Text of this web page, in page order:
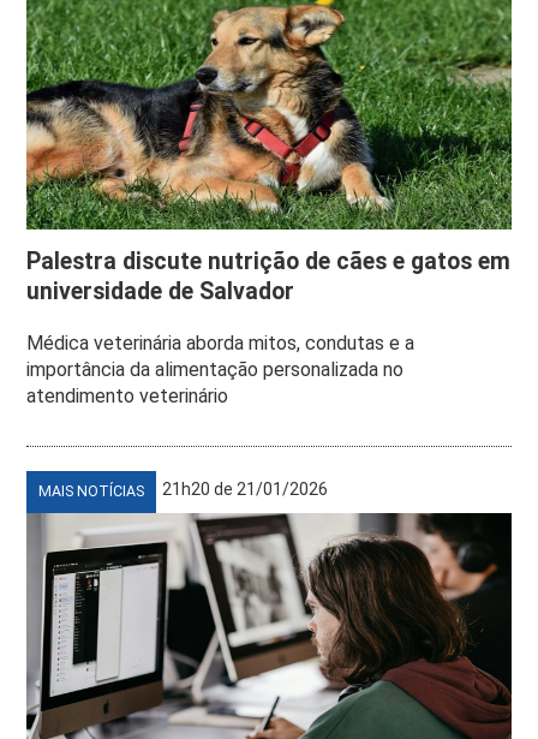
Palestra discute nutrição de cães e gatos em
universidade de Salvador
Médica veterinária aborda mitos, condutas e a
importância da alimentação personalizada no
atendimento veterinário
MAIS NOTÍCIAS 21h20 de 21/01/2026